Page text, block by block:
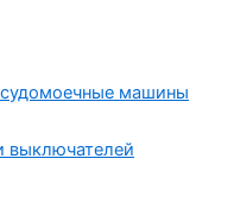
машины
выключателей